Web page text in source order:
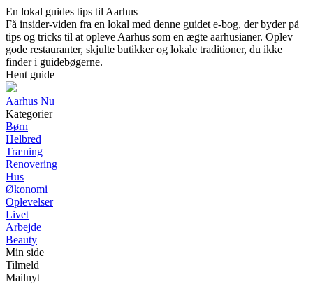
En lokal guides tips til Aarhus
Få insider-viden fra en lokal med denne guidet e-bog, der byder på
tips og tricks til at opleve Aarhus som en ægte aarhusianer. Oplev
gode restauranter, skjulte butikker og lokale traditioner, du ikke
finder i guidebøgerne.
Hent guide
Aarhus Nu
Kategorier
Børn
Helbred
Træning
Renovering
Hus
Økonomi
Oplevelser
Livet
Arbejde
Beauty
Min side
Tilmeld
Mailnyt